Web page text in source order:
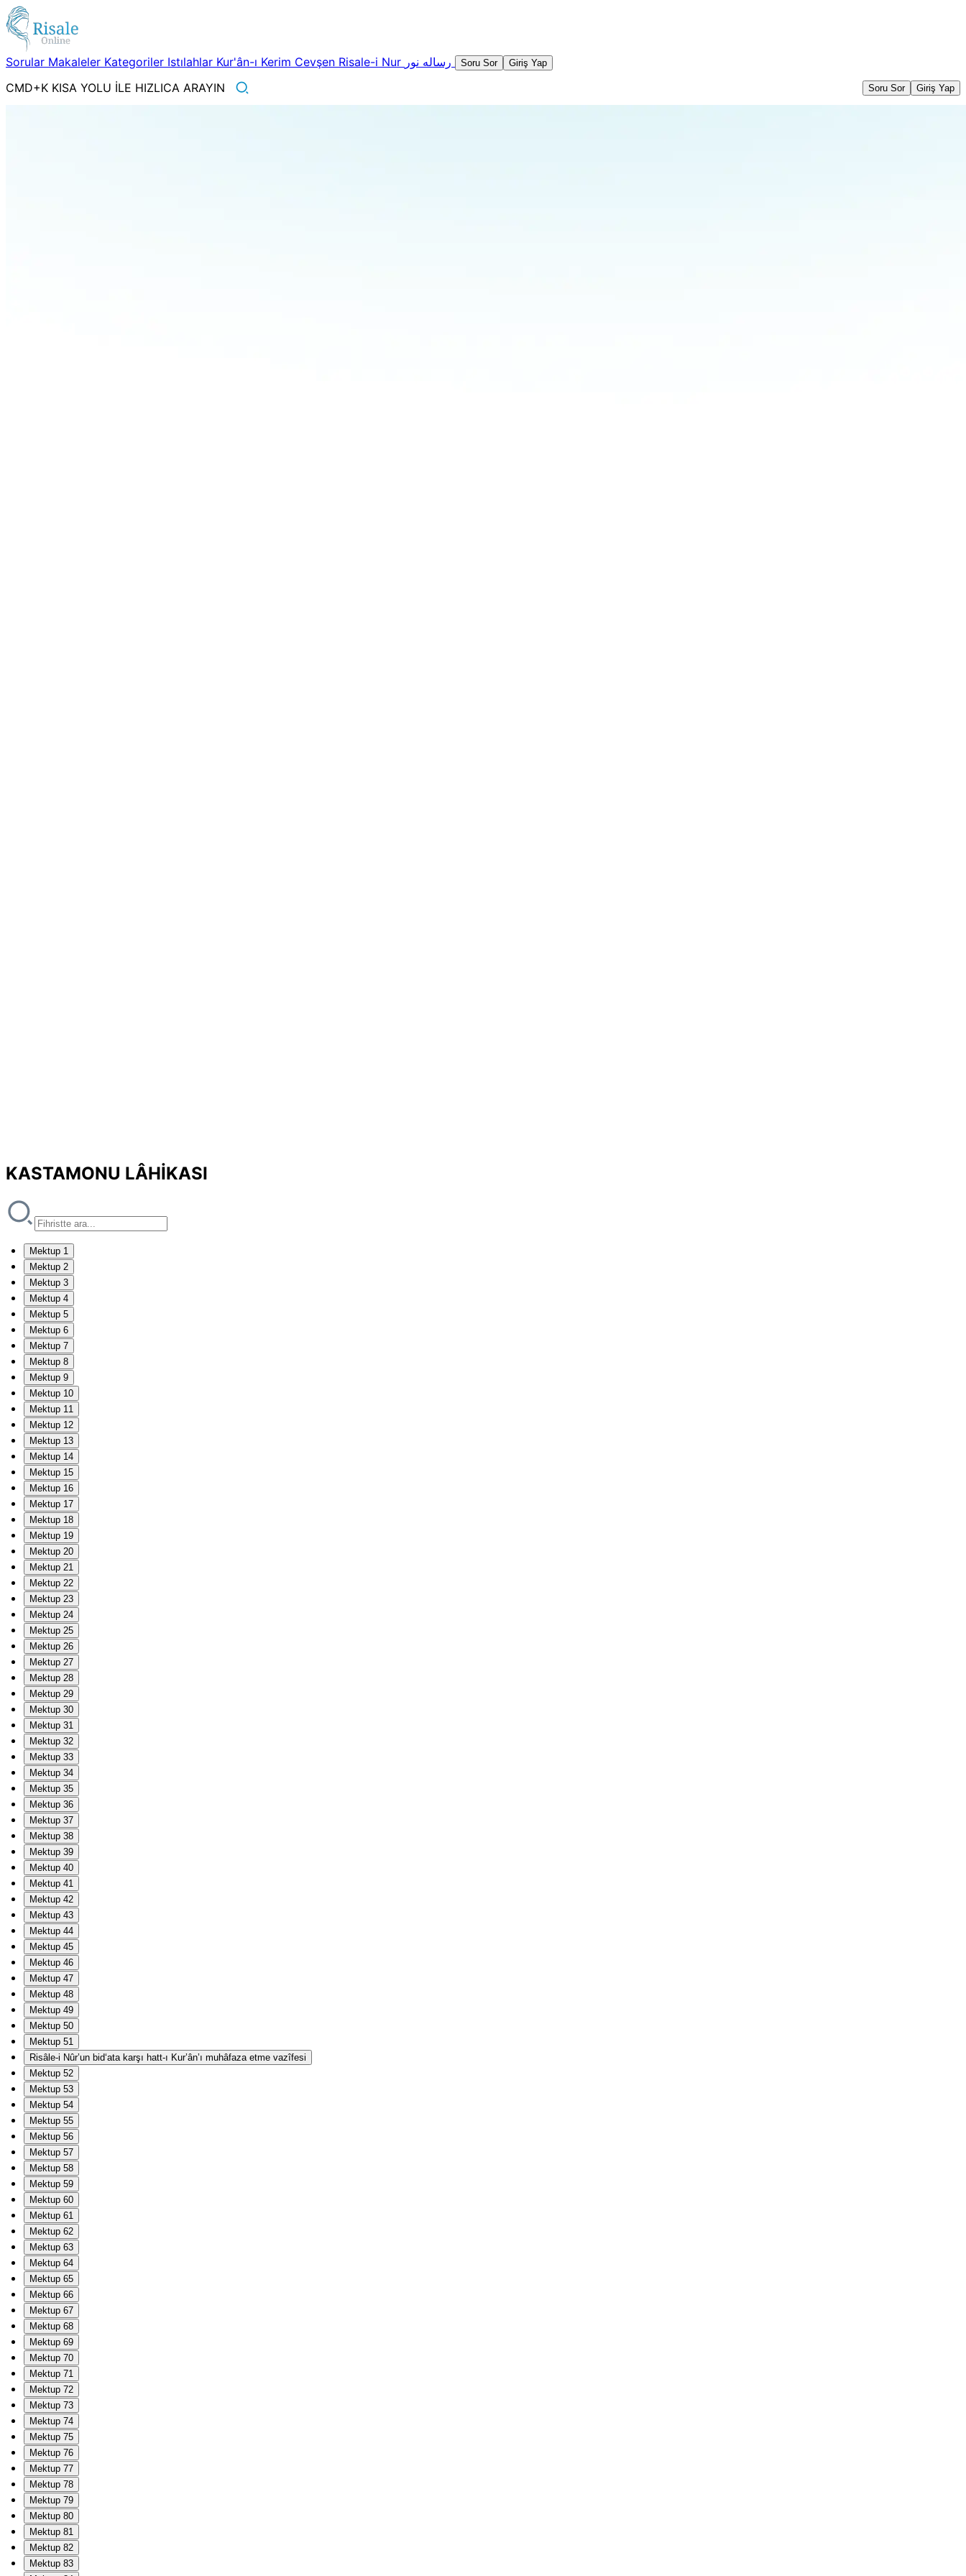
Sorular Makaleler Kategoriler Istılahlar Kur'ân-ı Kerim Cevşen Risale-i Nur Soru Sor Giriş Yap
CMD+K KISA YOLU İLE HIZLICA ARAYIN Soru Sor Giriş Yap
KASTAMONU LÂHİKASI
Mektup 1
Mektup 2
Mektup 3
Mektup 4
Mektup 5
Mektup 6
Mektup 7
Mektup 8
Mektup 9
Mektup 10
Mektup 11
Mektup 12
Mektup 13
Mektup 14
Mektup 15
Mektup 16
Mektup 17
Mektup 18
Mektup 19
Mektup 20
Mektup 21
Mektup 22
Mektup 23
Mektup 24
Mektup 25
Mektup 26
Mektup 27
Mektup 28
Mektup 29
Mektup 30
Mektup 31
Mektup 32
Mektup 33
Mektup 34
Mektup 35
Mektup 36
Mektup 37
Mektup 38
Mektup 39
Mektup 40
Mektup 41
Mektup 42
Mektup 43
Mektup 44
Mektup 45
Mektup 46
Mektup 47
Mektup 48
Mektup 49
Mektup 50
Mektup 51
Risâle-i Nûr’un bid‘ata karşı hatt-ı Kur’ân’ı muhâfaza etme vazîfesi
Mektup 52
Mektup 53
Mektup 54
Mektup 55
Mektup 56
Mektup 57
Mektup 58
Mektup 59
Mektup 60
Mektup 61
Mektup 62
Mektup 63
Mektup 64
Mektup 65
Mektup 66
Mektup 67
Mektup 68
Mektup 69
Mektup 70
Mektup 71
Mektup 72
Mektup 73
Mektup 74
Mektup 75
Mektup 76
Mektup 77
Mektup 78
Mektup 79
Mektup 80
Mektup 81
Mektup 82
Mektup 83